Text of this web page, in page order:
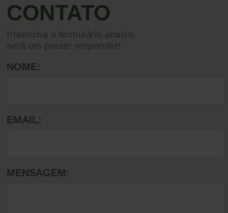
CONTATO
Preencha o formulário abaixo,
será um prazer responder!
NOME:
EMAIL:
MENSAGEM: